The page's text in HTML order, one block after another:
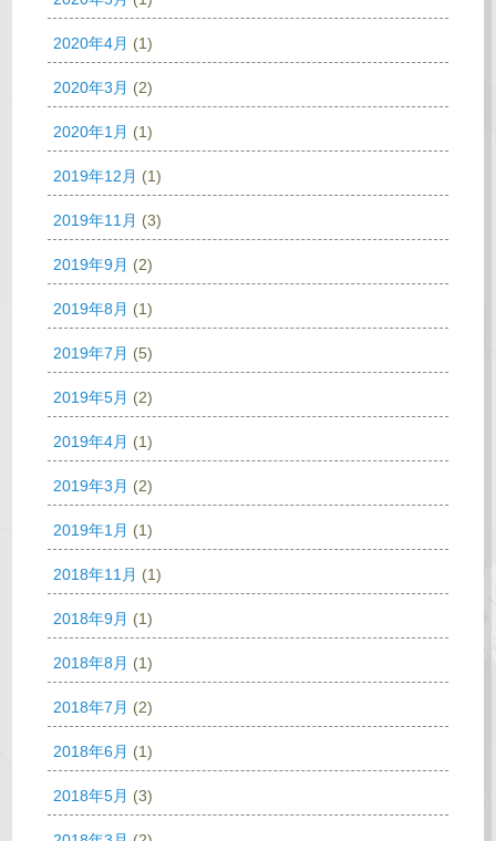
2020年4月 (1)
2020年3月 (2)
2020年1月 (1)
2019年12月 (1)
2019年11月 (3)
2019年9月 (2)
2019年8月 (1)
2019年7月 (5)
2019年5月 (2)
2019年4月 (1)
2019年3月 (2)
2019年1月 (1)
2018年11月 (1)
2018年9月 (1)
2018年8月 (1)
2018年7月 (2)
2018年6月 (1)
2018年5月 (3)